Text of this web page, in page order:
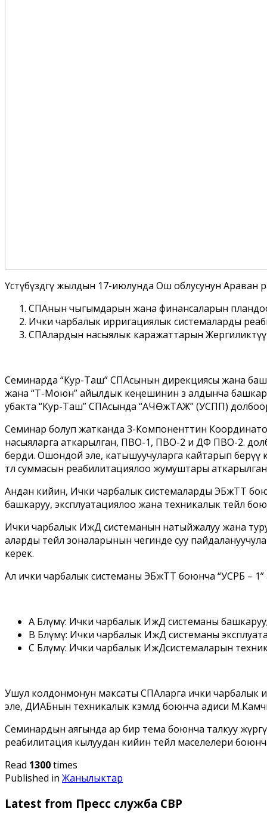
Үстүбүздөгү жылдын 17-июлунда Ош облусунун Араван
СПАнын чыгымдарын жана финансаларын
Ички чарбалык ирригациялык системаларды
СПАлардын насыялык каражаттарын
Семинарда “Кур-Таш” СПАсынын дирекциясы жана
жана “Төө-Моюн” айылдык кеӊешинин өз алдынча
убакта “Кур-Таш” СПАсында “АЧѲжТАЖ” (УСПП)
Семинар болуп жатканда 3-Компоненттин
насыяларга аткарылган, ПВО-1, ПВО-2 и ДФ ПВО-2.
берди. Ошондой эле, катышуучуларга кайтарып
төлөө суммасын реабилитациялоо жумуштары
Андан кийин, Ички чарбалык системаларды ЭБжТТ
башкаруу, эксплуатациялоо жана техникалык тейлөө
Ички чарбалык ИжД системанын натыйжалуу жана
аларды тейлөө зоналарынын чегинде суу
керек.
Ал ички чарбалык системаны ЭБжТТ боюнча “УСРБ –
А Бөлүмү: Ички чарбалык ИжД системаны
В Бөлүмү: Ички чарбалык ИжД системаны
С Бөлүмү: Ички чарбалык ИжДсистемаларын
Ушул колдонмонун максаты СПАларга ички
эле, ДИАБнын техникалык көзөмөлдөө боюнча адиси
Семинардын аягында ар бир тема боюнча талкуу
реабилитация кылуудан кийин тейлөө маселелери
Read 1300times
Published in Жанылыктар
Latest from Пресс служба СВР